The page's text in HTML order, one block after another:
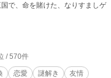
で、命を賭けた、なりすましゲ
/ 570件
恋愛 謎解き
友情